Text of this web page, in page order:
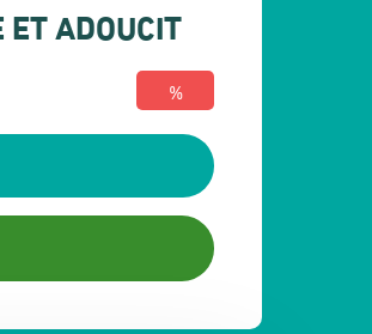
ADOUCIT
%